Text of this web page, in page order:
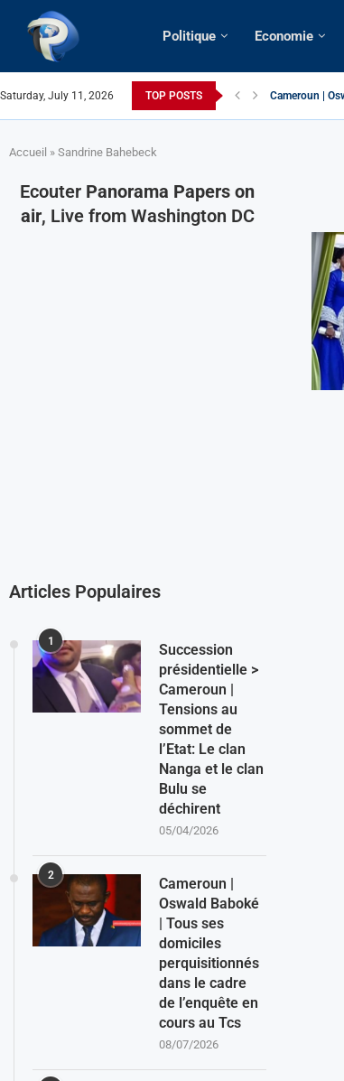
Politique Economie
Saturday, July 11, 2026 TOP POSTS Cameroun |
Accueil » Sandrine Bahebeck
Ecouter Panorama Papers on
air, Live from Washington DC
Articles Populaires
1
Succession
présidentielle >
Cameroun |
Tensions au
sommet de
l’Etat: Le clan
Nanga et le clan
Bulu se
déchirent
05/04/2026
2
Cameroun |
Oswald Baboké
| Tous ses
domiciles
perquisitionnés
dans le cadre
de l’enquête en
cours au Tcs
08/07/2026